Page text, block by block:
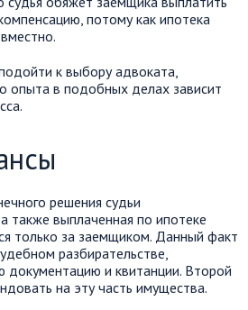
потому как ипотека
к выбору адвоката,
опыта в подобных делах зависит
решения судьи
также выплаченная по ипотеке
только за заемщиком. Данный факт
разбирательстве,
документацию и квитанции. Второй
на эту часть имущества.